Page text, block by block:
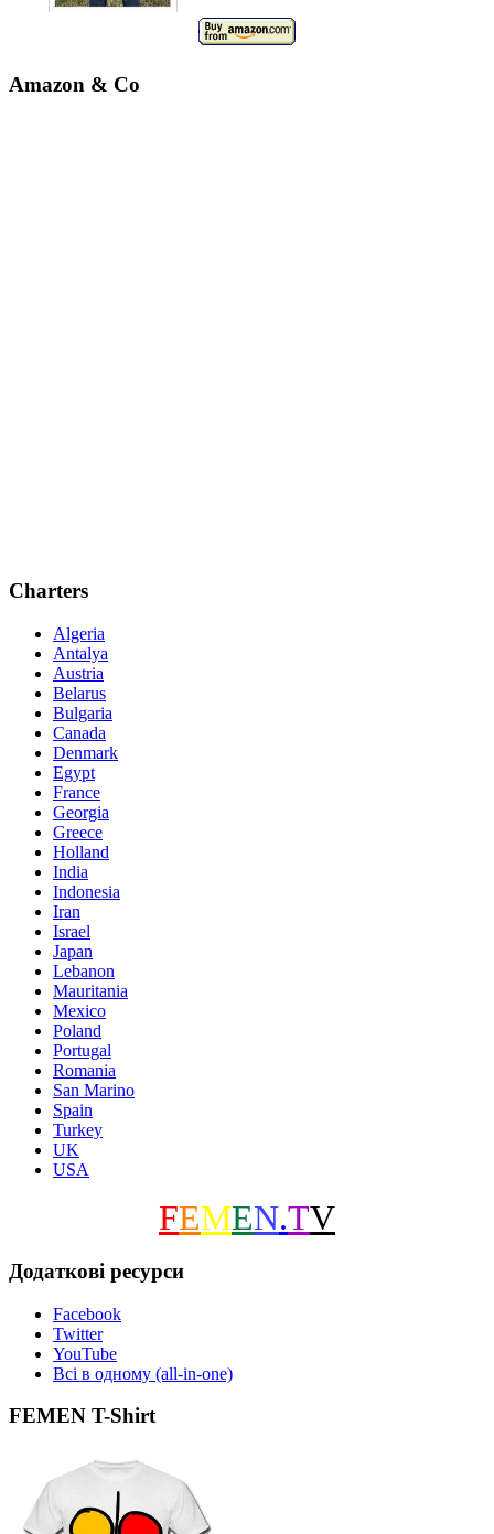
Amazon & Co
Charters
Algeria
Antalya
Austria
Belarus
Bulgaria
Canada
Denmark
Egypt
France
Georgia
Greece
Holland
India
Indonesia
Iran
Israel
Japan
Lebanon
Mauritania
Mexico
Poland
Portugal
Romania
San Marino
Spain
Turkey
UK
USA
FEMEN.TV
Додаткові ресурси
Facebook
Twitter
YouTube
Всі в одному (all-in-one)
FEMEN T-Shirt